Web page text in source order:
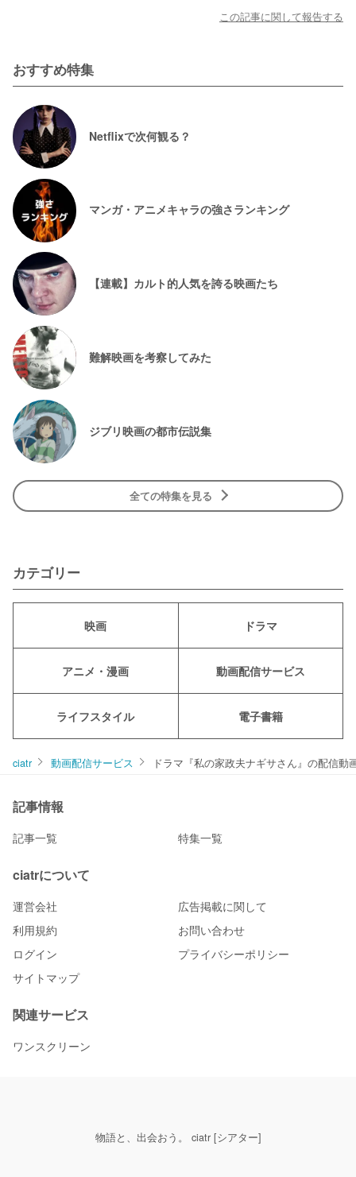
この記事に関して報告する
おすすめ特集
Netflixで次何観る？
マンガ・アニメキャラの強さランキング
【連載】カルト的人気を誇る映画たち
難解映画を考察してみた
ジブリ映画の都市伝説集
全ての特集を見る
カテゴリー
映画 ドラマ
アニメ・漫画 動画配信サービス
ライフスタイル 電子書籍
ciatr 動画配信サービス ドラマ『私の家政夫ナギサさん』の配信
記事情報
記事一覧 特集一覧
ciatrについて
運営会社
広告掲載に関して
利用規約
お問い合わせ
ログイン
プライバシーポリシー
サイトマップ
関連サービス
ワンスクリーン
物語と、出会おう。 ciatr [シアター]